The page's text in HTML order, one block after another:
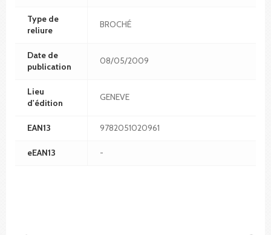
Type de
reliure
BROCHÉ
Date de
publication
08/05/2009
Lieu
d'édition
GENEVE
EAN13 9782051020961
eEAN13 -